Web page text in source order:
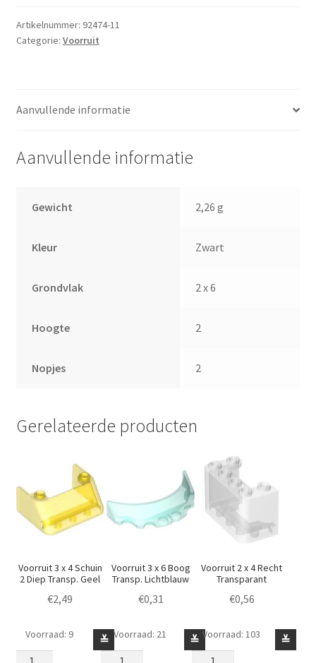
Gekromd
met
Artikelnummer: 92474-11
Categorie: Voorruit
Aanvullende informatie
Aanvullende informatie
Gewicht 2,26 g
Kleur Zwart
Grondvlak 2 x 6
Hoogte 2
Nopjes 2
Gerelateerde producten
Voorruit 3 x 4 Schuin
2 Diep Transp. Geel
€2,49
Voorruit
3
≚
Voorraad: 9
Voorruit 3 x 6 Boog
Transp. Lichtblauw
€0,31
Voorruit
3
≚
Voorraad: 21
Voorruit 2 x 4 Recht
Transparant
€0,56
Voorruit
2
≚
Voorraad: 103